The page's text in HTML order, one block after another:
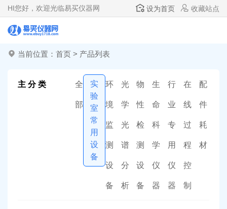
HI您好，欢迎光临易买仪器网 设为首页 收藏站点
当前位置： 首页 > 产品列表
主 分 类 全
部
实
验
室
常
用
设
备
环
境
监
测
设
备
光
学
光
谱
分
析
物
性
检
测
设
备
生
命
科
学
仪
器
行
业
专
用
仪
器
在
线
过
程
控
制
配
件
耗
材